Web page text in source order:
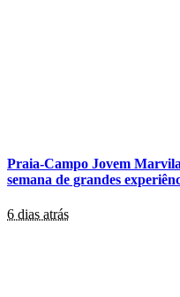
Praia-Campo Jovem
semana de grandes
6 dias atrás